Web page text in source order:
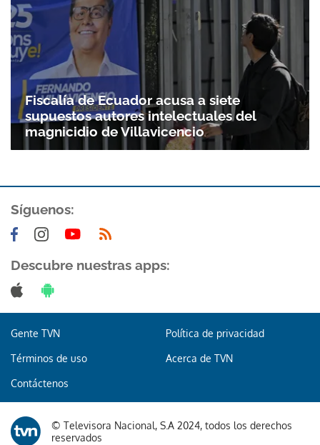
Gracias por suscribirte a nuestro boletín.
Fiscalía de Ecuador acusa a siete
supuestos autores intelectuales del
magnicidio de Villavicencio
Síguenos:
Descubre nuestras apps:
Gente TVN Política de privacidad
Términos de uso Acerca de TVN
Contáctenos
© Televisora Nacional, S.A 2024, todos los derechos
reservados